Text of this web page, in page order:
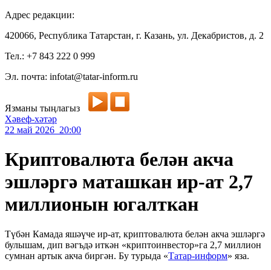
Адрес редакции:
420066, Республика Татарстан, г. Казань, ул. Декабристов, д. 2
Тел.: +7 843 222 0 999
Эл. почта: infotat@tatar-inform.ru
Язманы тыңлагыз
Хәвеф-хәтәр
22 май 2026 20:00
Криптовалюта белән акча
эшләргә маташкан ир-ат 2,7
миллионын югалткан
Түбән Камада яшәүче ир-ат, криптовалюта белән акча эшләргә
булышам, дип вәгъдә иткән «криптоинвестор»га 2,7 миллион
сумнан артык акча биргән. Бу турыда «Татар-информ» яза.